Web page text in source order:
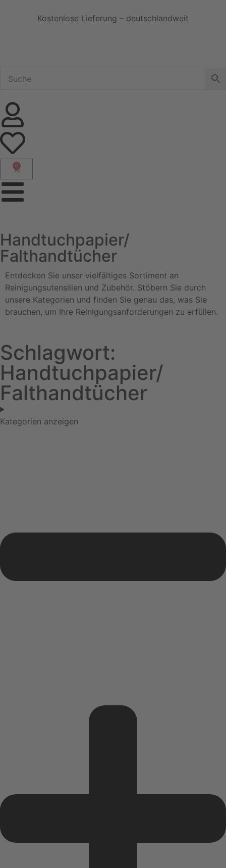
Kostenlose Lieferung – deutschlandweit
0
Handtuchpapier/
Falthandtücher
Entdecken Sie unser vielfältiges Sortiment an
Reinigungsutensilien und Zubehör. Stöbern Sie durch
unsere Kategorien und finden Sie genau das, was Sie
brauchen, um Ihre Reinigungsanforderungen zu erfüllen.
Schlagwort:
Handtuchpapier/
Falthandtücher
Kategorien anzeigen